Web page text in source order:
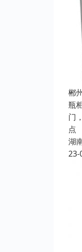
郴
瓶
门
点
湖
23-